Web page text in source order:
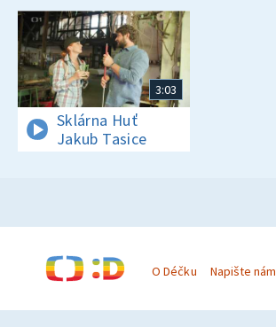
3:03
Sklárna Huť
Jakub Tasice
O Déčku Napište nám